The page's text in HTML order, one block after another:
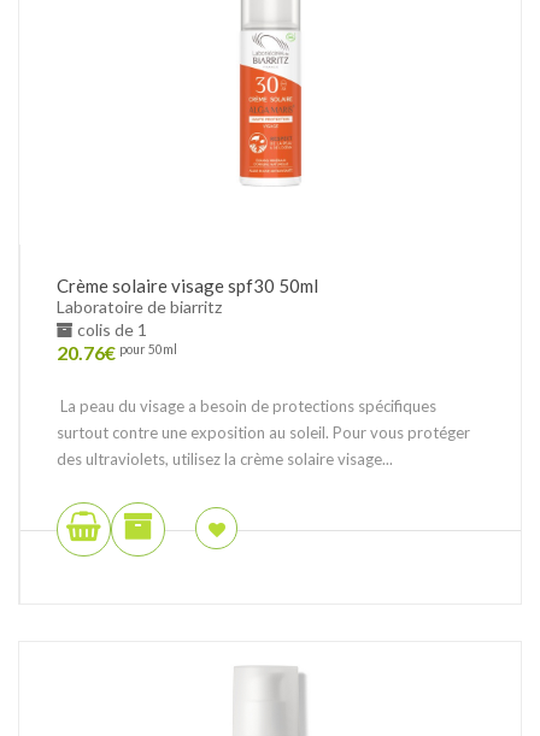
Crème solaire visage spf30 50ml
Laboratoire de biarritz
colis de 1
20.76€ pour 50ml
La peau du visage a besoin de protections spécifiques
surtout contre une exposition au soleil. Pour vous protéger
des ultraviolets, utilisez la crème solaire visage...